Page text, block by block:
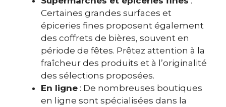
Certaines grandes surfaces et
épiceries fines proposent également
des coffrets de bières, souvent en
période de fêtes. Prêtez attention à la
fraîcheur des produits et à l’originalité
des sélections proposées.
En ligne : De nombreuses boutiques
en ligne sont spécialisées dans la